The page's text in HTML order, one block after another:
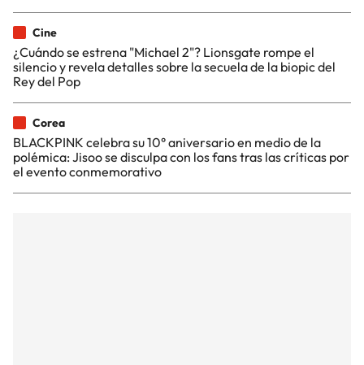
Cine
¿Cuándo se estrena "Michael 2"? Lionsgate rompe el
silencio y revela detalles sobre la secuela de la biopic del
Rey del Pop
Corea
BLACKPINK celebra su 10° aniversario en medio de la
polémica: Jisoo se disculpa con los fans tras las críticas por
el evento conmemorativo